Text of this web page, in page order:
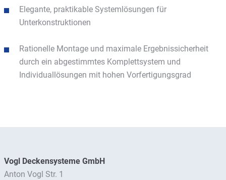
Elegante, praktikable Systemlösungen für
Unterkonstruktionen
Rationelle Montage und maximale Ergebnissicherheit
durch ein abgestimmtes Komplettsystem und
Individuallösungen mit hohen Vorfertigungsgrad
Vogl Deckensysteme GmbH
Anton Vogl Str. 1